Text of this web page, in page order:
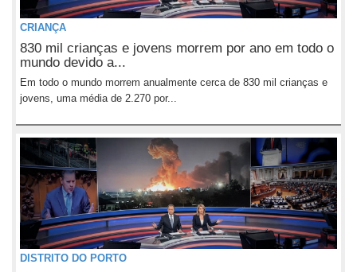
CRIANÇA
830 mil crianças e jovens morrem por ano em todo o
mundo devido a...
Em todo o mundo morrem anualmente cerca de 830 mil crianças e
jovens, uma média de 2.270 por...
DISTRITO DO PORTO